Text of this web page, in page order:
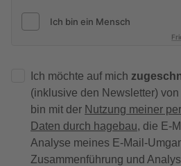
Ich möchte auf mich
(inklusive den Newsletter)
bin mit der Nutzung meiner
Daten durch hagebau, die E-
Analyse meines E-Mail-
Zusammenführung und